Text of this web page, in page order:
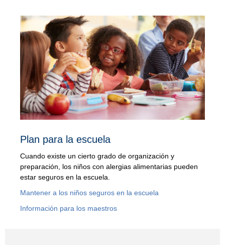
Plan para la escuela
Cuando existe un cierto grado de organización y
preparación, los niños con alergias alimentarias pueden
estar seguros en la escuela.
Mantener a los niños seguros en la escuela
Información para los maestros